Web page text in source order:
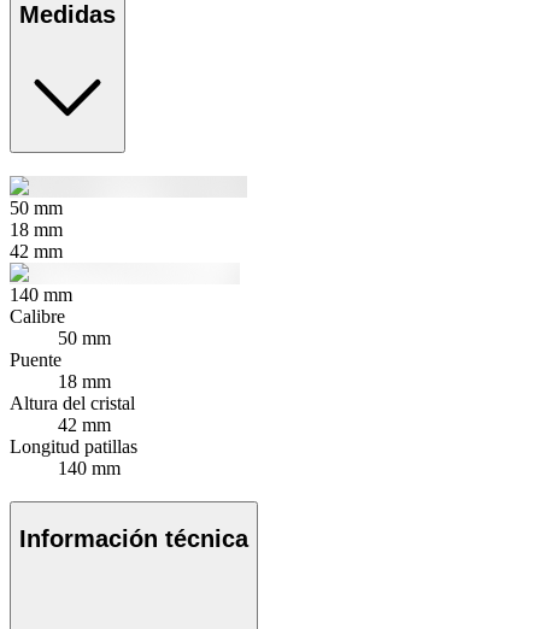
Medidas
50 mm
18 mm
42 mm
140 mm
Calibre
50 mm
Puente
18 mm
Altura del cristal
42 mm
Longitud patillas
140 mm
Información técnica